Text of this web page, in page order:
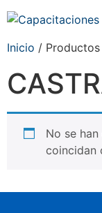
Inicio / Productos
No se
coincidan